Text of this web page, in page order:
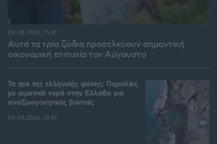
Αυτά τα τρία ζώδια προσελκύουν σημαντική
οικονομική επιτυχία τον Αύγουστο
08.08.2026, 15:41
Τα spa της ελληνικής φύσης: Παραλίες
με ιαματικά νερά στην Ελλάδα για
αναζωογονητικές βουτιές
08.08.2026, 13:41